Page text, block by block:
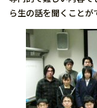
ら生の話を聞くことが